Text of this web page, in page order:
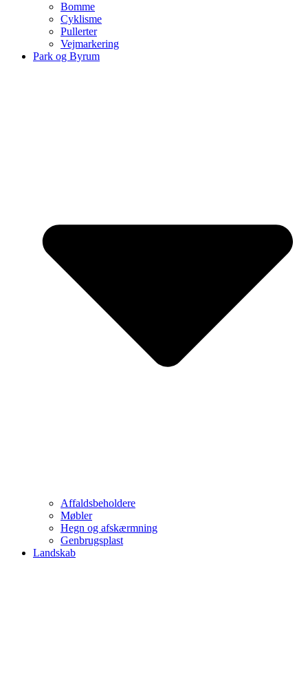
Bomme
Cyklisme
Pullerter
Vejmarkering
Park og Byrum
Affaldsbeholdere
Møbler
Hegn og afskærmning
Genbrugsplast
Landskab